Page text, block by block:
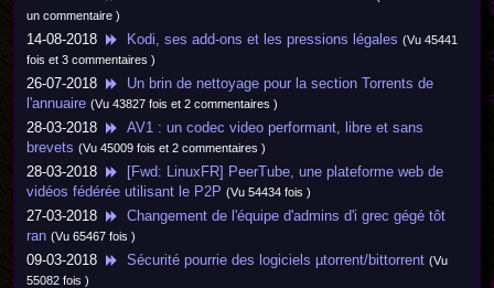
un commentaire )
14-08-2018 Kodi, ses add-ons et les pressions légales (Vu 45441
fois et 3 commentaires )
26-07-2018
Un brin de nettoyage pour la section Torrents de
l'annuaire (Vu 43827 fois et 2 commentaires )
28-03-2018
AV1 : un codec video performant, libre et sans
brevets (Vu 45009 fois et 2 commentaires )
28-03-2018
[Fwd: LinuxFR] PeerTube, une plateforme web de
vidéos fédérée utilisant le P2P (Vu 54434 fois )
27-03-2018
Changement de l'équipe d'admins d'i grec gégé tôt
ran (Vu 65467 fois )
09-03-2018 Sécurité pourrie des logiciels µtorrent/bittorrent (Vu
55082 fois )